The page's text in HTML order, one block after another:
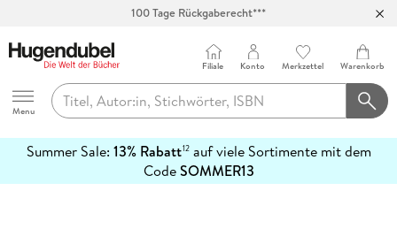
100 Tage Rückgaberecht***
Hugendubel
Menu
Filiale Konto Merkzettel Warenkorb
Summer Sale: 13% Rabatt12auf viele Sortimente mit dem
CodeSOMMER13
erfahren